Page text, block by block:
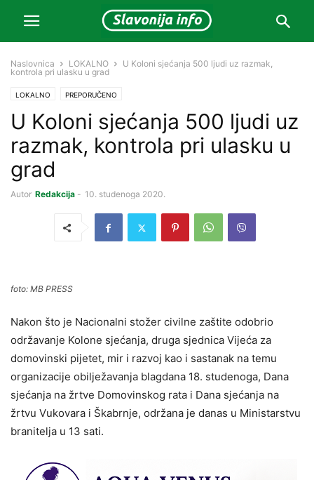
Naslovnica LOKALNO
U Koloni sjećanja 500 ljudi uz razmak,
kontrola pri ulasku u grad
LOKALNO PREPORUČENO
U Koloni sjećanja 500 ljudi uz
razmak, kontrola pri ulasku u
grad
Autor Redakcija - 10. studenoga 2020.
foto: MB PRESS
Nakon što je Nacionalni stožer civilne zaštite odobrio
održavanje Kolone sjećanja, druga sjednica Vijeća za
domovinski pijetet, mir i razvoj kao i sastanak na temu
organizacije obilježavanja blagdana 18. studenoga, Dana
sjećanja na žrtve Domovinskog rata i Dana sjećanja na
žrtvu Vukovara i Škabrnje, održana je danas u Ministarstvu
branitelja u 13 sati.